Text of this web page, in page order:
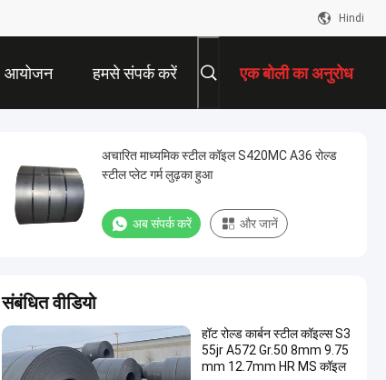
Hindi
आयोजन हमसे संपर्क करें एक बोली का अनुरोध
अचारित माध्यमिक स्टील कॉइल S420MC A36 रोल्ड
स्टील प्लेट गर्म लुढ़का हुआ
अब संपर्क करें और जानें
संबंधित वीडियो
हॉट रोल्ड कार्बन स्टील कॉइल्स S3
55jr A572 Gr.50 8mm 9.75
mm 12.7mm HR MS कॉइल